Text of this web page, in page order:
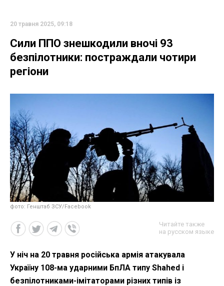
20 травня 2025, 09:18
Сили ППО знешкодили вночі 93
безпілотники: постраждали чотири
регіони
фото: Генштаб ЗСУ/Facebook
Читайте также
на русском языке
У ніч на 20 травня російська армія атакувала
Україну 108-ма ударними БпЛА типу Shahed і
безпілотниками-імітаторами різних типів із